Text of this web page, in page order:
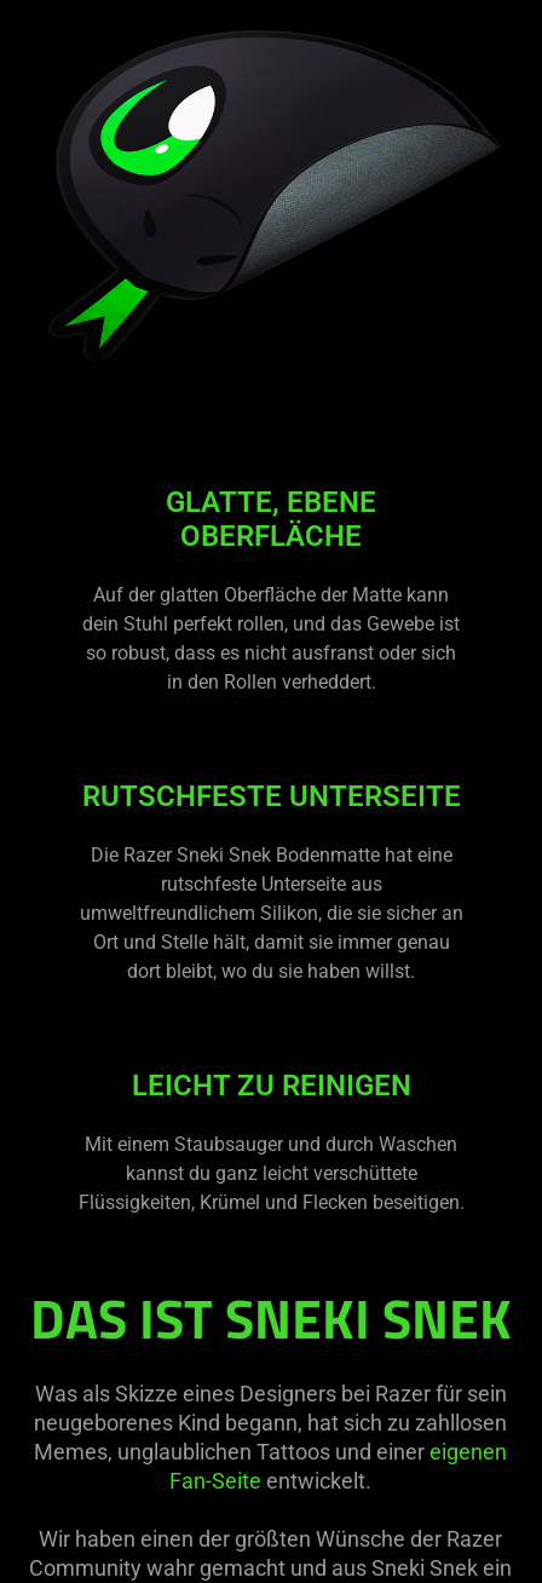
GLATTE, EBENE
OBERFLÄCHE
Auf der glatten Oberfläche der Matte kann
dein Stuhl perfekt rollen, und das Gewebe ist
so robust, dass es nicht ausfranst oder sich
in den Rollen verheddert.
RUTSCHFESTE UNTERSEITE
Die Razer Sneki Snek Bodenmatte hat eine
rutschfeste Unterseite aus
umweltfreundlichem Silikon, die sie sicher an
Ort und Stelle hält, damit sie immer genau
dort bleibt, wo du sie haben willst.
LEICHT ZU REINIGEN
Mit einem Staubsauger und durch Waschen
kannst du ganz leicht verschüttete
Flüssigkeiten, Krümel und Flecken beseitigen.
DAS IST SNEKI SNEK
Was als Skizze eines Designers bei Razer für sein
neugeborenes Kind begann, hat sich zu zahllosen
Memes, unglaublichen Tattoos und einereigenen
Fan-Seite entwickelt.
Wir haben einen der größten Wünsche der Razer
Community wahr gemacht und aus Sneki Snek ein